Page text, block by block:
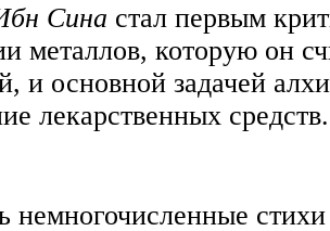
Сина стал первым
металлов, которую он
и основной задачей
лекарственных средств.
немногочисленные